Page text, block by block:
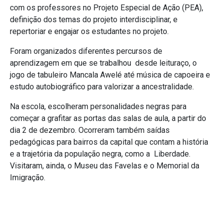
com os professores no Projeto Especial de Ação (PEA),
definição dos temas do projeto interdisciplinar, e
repertoriar e engajar os estudantes no projeto.
Foram organizados diferentes percursos de
aprendizagem em que se trabalhou desde leituraço, o
jogo de tabuleiro Mancala Awelé até música de capoeira e
estudo autobiográfico para valorizar a ancestralidade.
Na escola, escolheram personalidades negras para
começar a grafitar as portas das salas de aula, a partir do
dia 2 de dezembro. Ocorreram também saídas
pedagógicas para bairros da capital que contam a história
e a trajetória da população negra, como a Liberdade.
Visitaram, ainda, o Museu das Favelas e o Memorial da
Imigração.